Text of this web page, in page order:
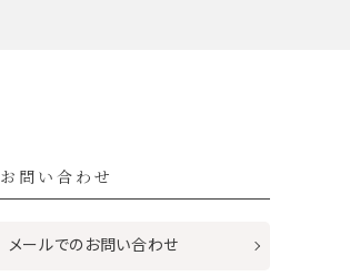
お問い合わせ
メールでのお問い合わせ